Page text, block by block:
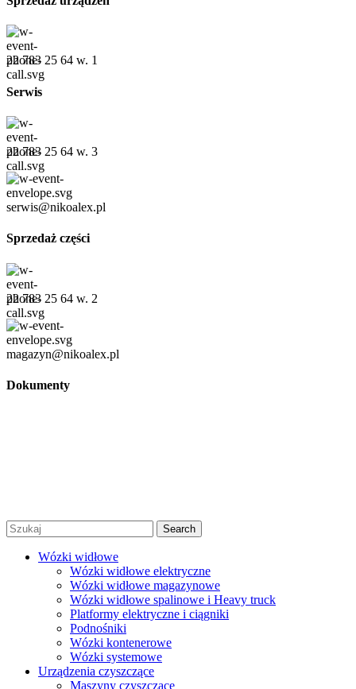
22 783 25 64 w. 1
Serwis
22 783 25 64 w. 3
serwis@nikoalex.pl
Sprzedaż części
22 783 25 64 w. 2
magazyn@nikoalex.pl
Dokumenty
Search
Wózki widłowe
Wózki widłowe elektryczne
Wózki widłowe magazynowe
Wózki widłowe spalinowe i Heavy truck
Platformy elektryczne i ciągniki
Podnośniki
Wózki kontenerowe
Wózki systemowe
Urządzenia czyszczące
Maszyny czyszczące